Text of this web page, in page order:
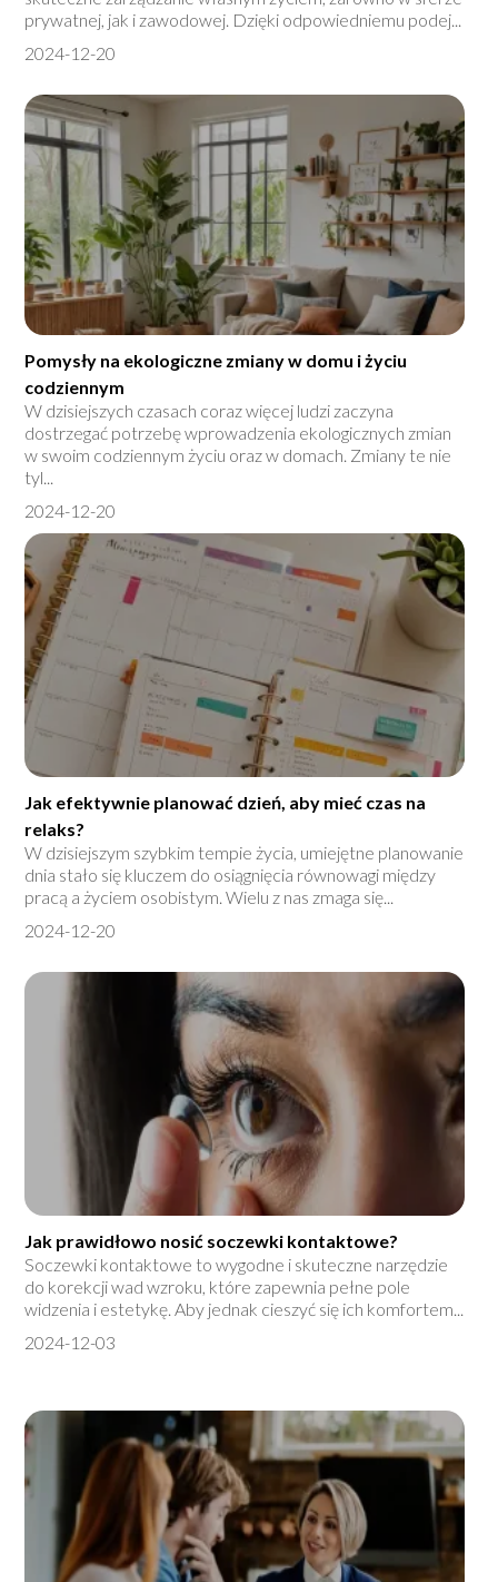
prywatnej, jak i zawodowej. Dzięki odpowiedniemu podej...
2024-12-20
Pomysły na ekologiczne zmiany w domu i życiu
codziennym
W dzisiejszych czasach coraz więcej ludzi zaczyna
dostrzegać potrzebę wprowadzenia ekologicznych zmian
w swoim codziennym życiu oraz w domach. Zmiany te nie
tyl...
2024-12-20
Jak efektywnie planować dzień, aby mieć czas na
relaks?
W dzisiejszym szybkim tempie życia, umiejętne planowanie
dnia stało się kluczem do osiągnięcia równowagi między
pracą a życiem osobistym. Wielu z nas zmaga się...
2024-12-20
Jak prawidłowo nosić soczewki kontaktowe?
Soczewki kontaktowe to wygodne i skuteczne narzędzie
do korekcji wad wzroku, które zapewnia pełne pole
widzenia i estetykę. Aby jednak cieszyć się ich komfortem...
2024-12-03